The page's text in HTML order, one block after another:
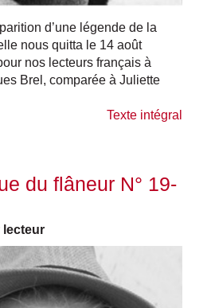
d’une légende de la
nous quitta le 14 août
nos lecteurs français à
Brel, comparée à Juliette
Texte intégral
du flâneur N° 19-
lecteur